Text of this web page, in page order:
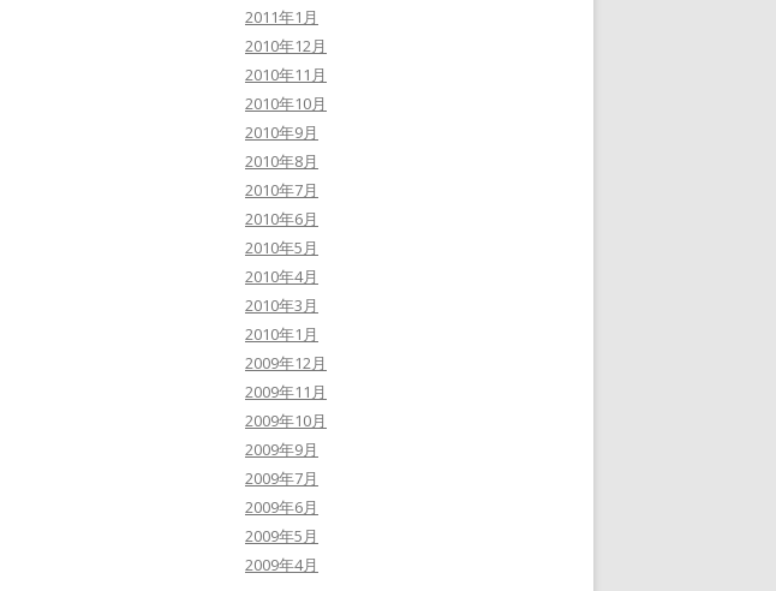
2011年1月
2010年12月
2010年11月
2010年10月
2010年9月
2010年8月
2010年7月
2010年6月
2010年5月
2010年4月
2010年3月
2010年1月
2009年12月
2009年11月
2009年10月
2009年9月
2009年7月
2009年6月
2009年5月
2009年4月